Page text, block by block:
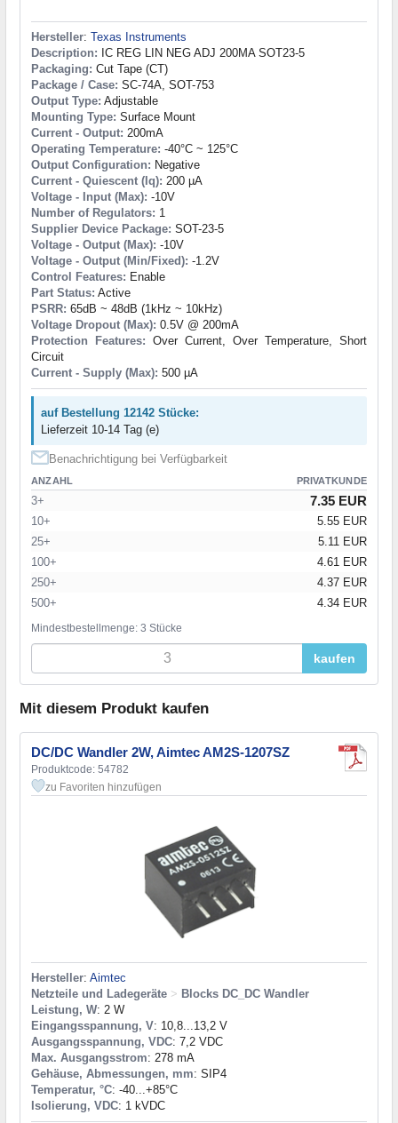
Hersteller: Texas Instruments
Description: IC REG LIN NEG ADJ 200MA SOT23-5
Packaging: Cut Tape (CT)
Package / Case: SC-74A, SOT-753
Output Type: Adjustable
Mounting Type: Surface Mount
Current - Output: 200mA
Operating Temperature: -40°C ~ 125°C
Output Configuration: Negative
Current - Quiescent (Iq): 200 µA
Voltage - Input (Max): -10V
Number of Regulators: 1
Supplier Device Package: SOT-23-5
Voltage - Output (Max): -10V
Voltage - Output (Min/Fixed): -1.2V
Control Features: Enable
Part Status: Active
PSRR: 65dB ~ 48dB (1kHz ~ 10kHz)
Voltage Dropout (Max): 0.5V @ 200mA
Protection Features: Over Current, Over Temperature, Short
Circuit
Current - Supply (Max): 500 µA
auf Bestellung 12142 Stücke:
Lieferzeit 10-14 Tag (e)
Benachrichtigung bei Verfügbarkeit
ANZAHL PRIVATKUNDE
3+ 7.35 EUR
10+
5.55 EUR
25+
5.11 EUR
100+
4.61 EUR
250+
4.37 EUR
500+
4.34 EUR
Mindestbestellmenge: 3 Stücke
kaufen
Mit diesem Produkt kaufen
DC/DC Wandler 2W, Aimtec AM2S-1207SZ
Produktcode: 54782
zu Favoriten hinzufügen
Hersteller: Aimtec
Netzteile und Ladegeräte > Blocks DC_DC Wandler
Leistung, W: 2 W
Eingangsspannung, V: 10,8...13,2 V
Ausgangsspannung, VDC: 7,2 VDC
Max. Ausgangsstrom: 278 mA
Gehäuse, Abmessungen, mm: SIP4
Temperatur, °C: -40...+85°C
Isolierung, VDC: 1 kVDC